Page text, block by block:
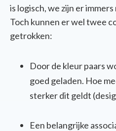
is logisch, we zijn er
Toch kunnen er wel twee
getrokken:
Door de kleur paars
goed geladen. Hoe
sterker dit geldt
Een belangrijke